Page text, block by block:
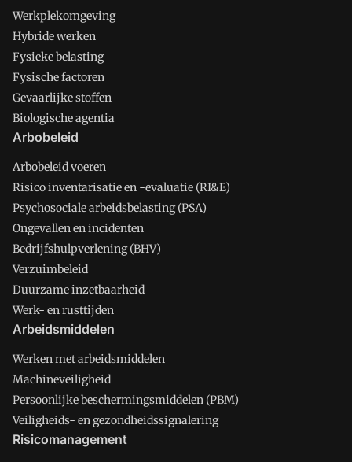
Werkplekomgeving
Hybride werken
Fysieke belasting
Fysische factoren
Gevaarlijke stoffen
Biologische agentia
Arbobeleid
Arbobeleid voeren
Risico inventarisatie en -evaluatie (RI&E)
Psychosociale arbeidsbelasting (PSA)
Ongevallen en incidenten
Bedrijfshulpverlening (BHV)
Verzuimbeleid
Duurzame inzetbaarheid
Werk- en rusttijden
Arbeidsmiddelen
Werken met arbeidsmiddelen
Machineveiligheid
Persoonlijke beschermingsmiddelen (PBM)
Veiligheids- en gezondheidssignalering
Risicomanagement